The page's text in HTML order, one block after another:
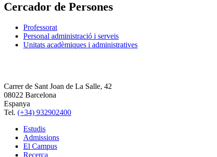
Cercador de Persones
Professorat
Personal administració i serveis
Unitats acadèmiques i administratives
Carrer de Sant Joan de La Salle, 42
08022 Barcelona
Espanya
Tel. (+34) 932902400
Estudis
Admissions
El Campus
Recerca